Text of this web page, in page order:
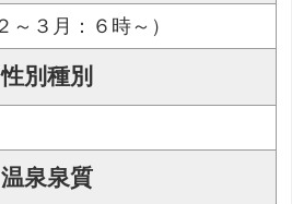
～３月：６時～）
性別種別
温泉泉質